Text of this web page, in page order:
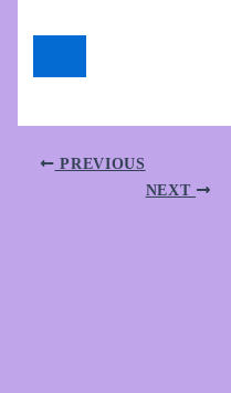
PREVIOUS
NEXT